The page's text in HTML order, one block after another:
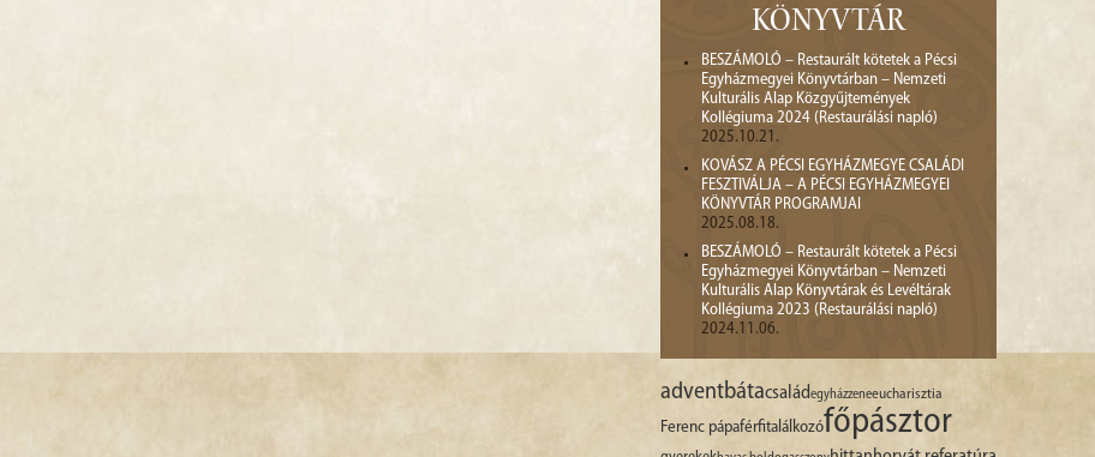
KÖNYVTÁR
BESZÁMOLÓ – Restaurált kötetek a Pécsi
Egyházmegyei Könyvtárban – Nemzeti
Kulturális Alap Közgyűjtemények
Kollégiuma 2024 (Restaurálási napló)
2025.10.21.
KOVÁSZ A PÉCSI EGYHÁZMEGYE CSALÁDI
FESZTIVÁLJA – A PÉCSI EGYHÁZMEGYEI
KÖNYVTÁR PROGRAMJAI
2025.08.18.
BESZÁMOLÓ – Restaurált kötetek a Pécsi
Egyházmegyei Könyvtárban – Nemzeti
Kulturális Alap Könyvtárak és Levéltárak
Kollégiuma 2023 (Restaurálási napló)
2024.11.06.
adventbátacsaládegyházzeneeucharisztia
Ferenc pápaférfitalálkozófőpásztor